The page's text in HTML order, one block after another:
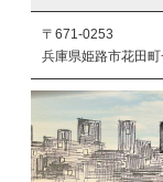
〒671-0253
兵庫県姫路市花田